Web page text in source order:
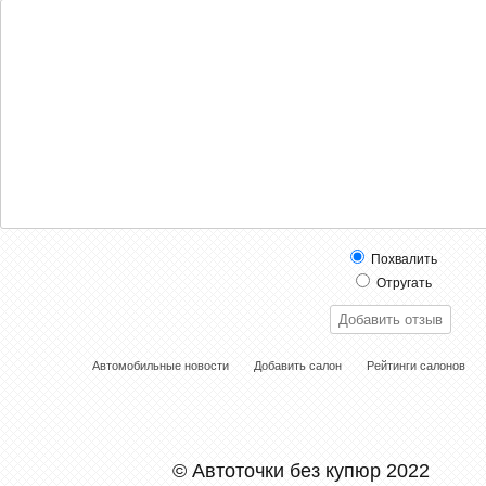
Похвалить
Отругать
Автомобильные новости Добавить салон Рейтинги салонов
© Автоточки без купюр 2022